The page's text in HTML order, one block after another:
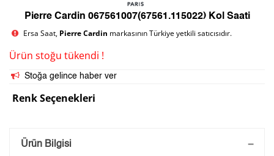
Pierre Cardin 067561007(67561.115022) Kol Saati
Ersa Saat, Pierre Cardin markasının Türkiye yetkili satıcısıdır.
Ürün stoğu tükendi !
Stoğa gelince haber ver
Renk Seçenekleri
Saatini Kişiselleştir
Ürün Bilgisi